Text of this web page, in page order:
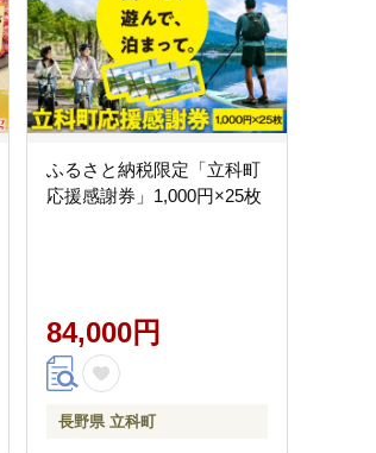
ふるさと納税限定「立科町
応援感謝券」1,000円×25枚
84,000円
長野県 立科町